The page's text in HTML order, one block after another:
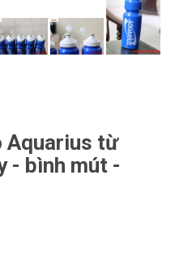
Aquarius từ
- bình mút -